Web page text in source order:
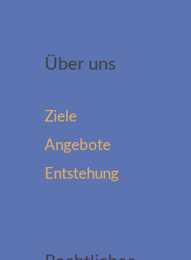
Über uns
Ziele
Angebote
Entstehung